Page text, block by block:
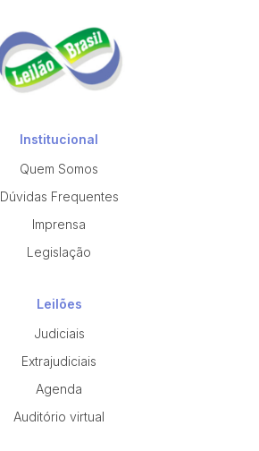
Institucional
Quem Somos
Dúvidas Frequentes
Imprensa
Legislação
Leilões
Judiciais
Extrajudiciais
Agenda
Auditório virtual